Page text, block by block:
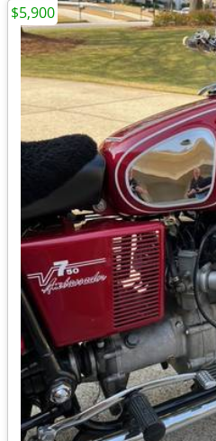
$5,900